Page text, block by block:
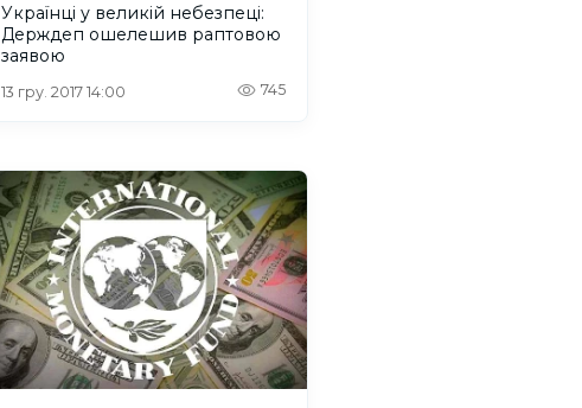
Українці у великій небезпеці:
Держдеп ошелешив раптовою
заявою
13 гру. 2017 14:00 745